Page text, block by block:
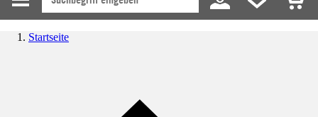
Startseite